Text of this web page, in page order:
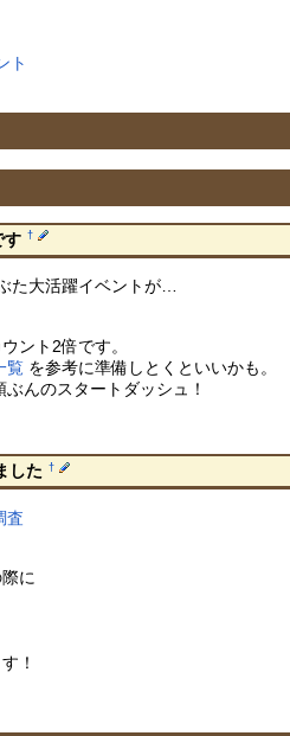
ト
す †
た大活躍イベントが…
ント2倍です。
覧を参考に準備しとくといいかも。
んのスタートダッシュ！
した †
査
に
！